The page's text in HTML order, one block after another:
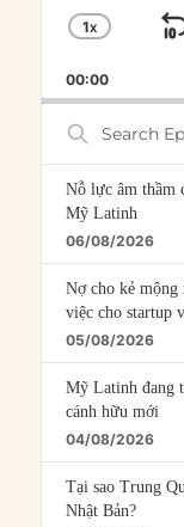
RATE
1X
00:00
Search
Episodes
Nỗ lực âm thầm
Mỹ Latinh
06/08/2026
Nợ cho kẻ mộng
việc cho startup
05/08/2026
Mỹ Latinh đang
cánh hữu mới
04/08/2026
Tại sao Trung
Nhật Bản?